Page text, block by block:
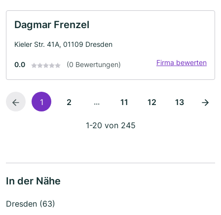
Dagmar Frenzel
Kieler Str. 41A, 01109 Dresden
0.0 (0 Bewertungen) Firma bewerten
1 2 ... 11 12 13
1-20 von 245
In der Nähe
Dresden (63)